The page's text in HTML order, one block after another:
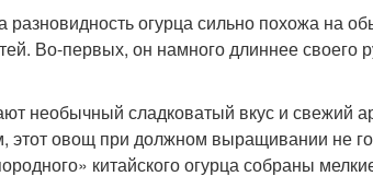
огурца сильно похожа на
Во-первых, он намного длиннее своего
необычный сладковатый вкус и
овощ при должном выращивании не
китайского огурца собраны